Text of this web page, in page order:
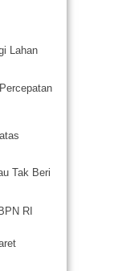
Lahan
Tak Beri
RI